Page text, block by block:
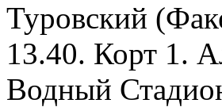
Туровский
13.40. Корт 1.
Водный